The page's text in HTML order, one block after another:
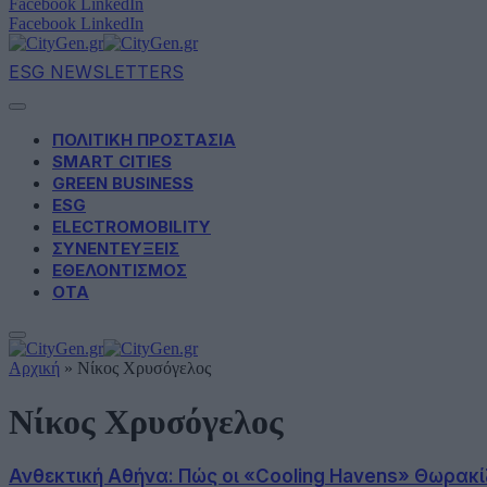
Facebook LinkedIn
Facebook LinkedIn
ESG NEWSLETTERS
ΠΟΛΙΤΙΚΗ ΠΡΟΣΤΑΣΙΑ
SMART CITIES
GREEN BUSINESS
ESG
ELECTROMOBILITY
ΣΥΝΕΝΤΕΥΞΕΙΣ
ΕΘΕΛΟΝΤΙΣΜΟΣ
ΟΤΑ
Αρχική » Νίκος Χρυσόγελος
Νίκος Χρυσόγελος
Ανθεκτική Αθήνα: Πώς οι «Cooling Havens»